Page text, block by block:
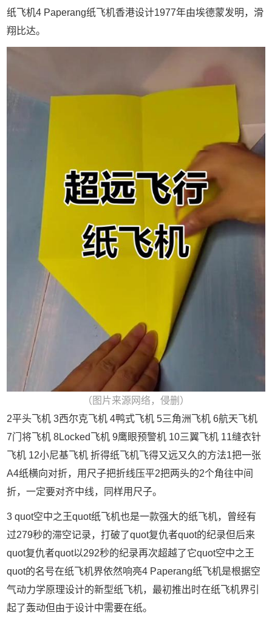
纸飞机4 Paperang纸飞机香港设计1977年由埃德蒙发明，滑
翔比达。
（图片来源网络，侵删）
2平头飞机 3西尔克飞机 4鸭式飞机 5三角洲飞机 6航天飞机
7门将飞机 8Locked飞机 9鹰眼预警机 10三翼飞机 11缝衣针
飞机 12小尼基飞机 折得纸飞机飞得又远又久的方法1把一张
A4纸横向对折，用尺子把折线压平2把两头的2个角往中间
折，一定要对齐中线，同样用尺子。
3 quot空中之王quot纸飞机也是一款强大的纸飞机，曾经有
过279秒的滞空记录，打破了quot复仇者quot的纪录但后来
quot复仇者quot以292秒的纪录再次超越了它quot空中之王
quot的名号在纸飞机界依然响亮4 Paperang纸飞机是根据空
气动力学原理设计的新型纸飞机，最初推出时在纸飞机界引
起了轰动但由于设计中需要在纸。